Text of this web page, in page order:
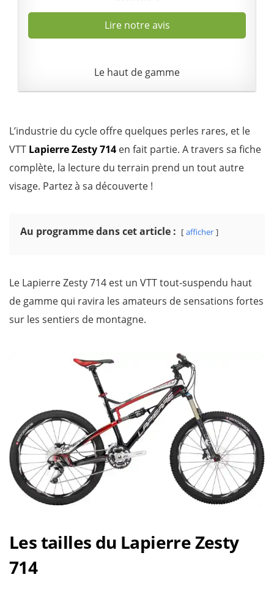
Lire notre avis
Le haut de gamme
L’industrie du cycle offre quelques perles rares, et le
VTT Lapierre Zesty 714 en fait partie. A travers sa fiche
complète, la lecture du terrain prend un tout autre
visage. Partez à sa découverte !
Au programme dans cet article : afficher
Le Lapierre Zesty 714 est un VTT tout-suspendu haut
de gamme qui ravira les amateurs de sensations fortes
sur les sentiers de montagne.
Les tailles du Lapierre Zesty
714